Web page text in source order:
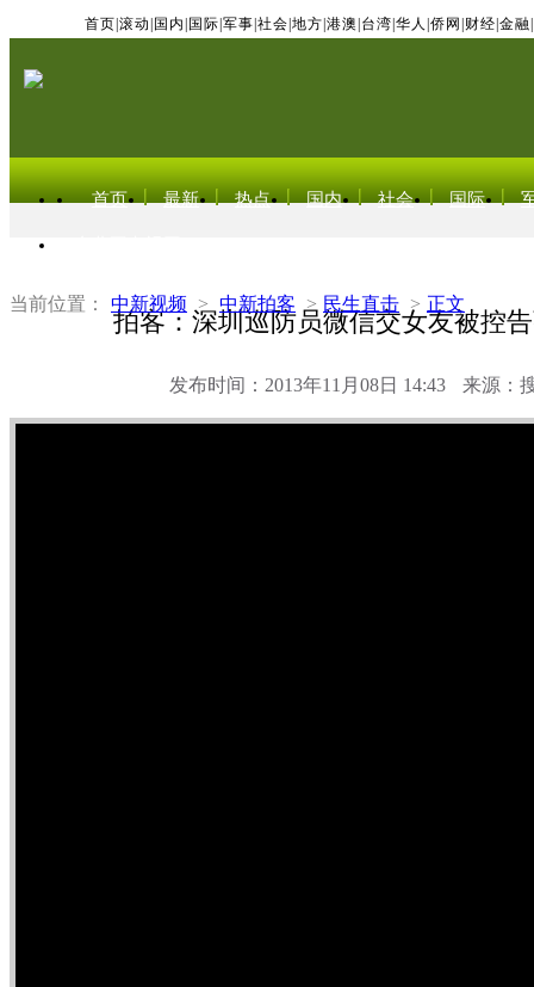
首页 滚动 国内 国际 军事 社会 地方 港澳 台湾 华人 侨网 财经 金融
首页 最新 热点 国内 社会 国际
当前位置： 中新视频 > 中新拍客 > 民生直击 > 正文
拍客：深圳巡防员微信交女友被控
发布时间：2013年11月08日 14:43 来源：